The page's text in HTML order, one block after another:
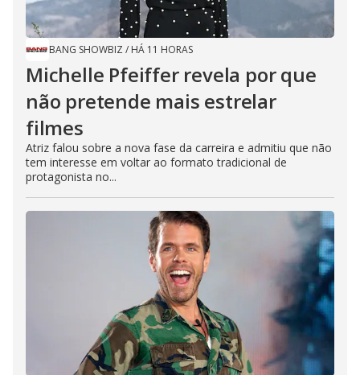
BANG SHOWBIZ / HÁ 11 HORAS
Michelle Pfeiffer revela por que
não pretende mais estrelar
filmes
Atriz falou sobre a nova fase da carreira e admitiu que não
tem interesse em voltar ao formato tradicional de
protagonista no...